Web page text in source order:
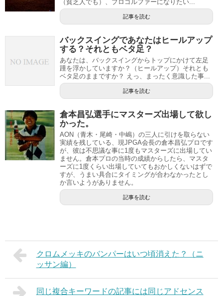
（貧乏人でも）、プロゴルファーになりたい...
記事を読む
バックスイングであなたはヒールアップ
する？それともベタ足？
あなたは、バックスイングからトップにかけて左足
踵を浮かしていますか？（ヒールアップ）それとも
ベタ足のままですか？ えっ、まったく意識した事...
記事を読む
倉本昌弘選手にマスターズ出場して欲し
かった。
AON（青木・尾崎・中嶋）の三人に引けを取らない
実績を残している、現JPGA会長の倉本昌弘プロです
が、彼は不思議な事に1度もマスターズに出場してい
ません。倉本プロの当時の成績からしたら、マスタ
ーズに1度くらい出場していてもおかしくないはずで
すが、うまい具合にタイミングが合わなかったとし
か言いようがありません。
記事を読む
クロムメッキのバンパーはいつ頃消えた？（ニ
ッサン編）
同じ複合キーワードの記事には同じアドセンス